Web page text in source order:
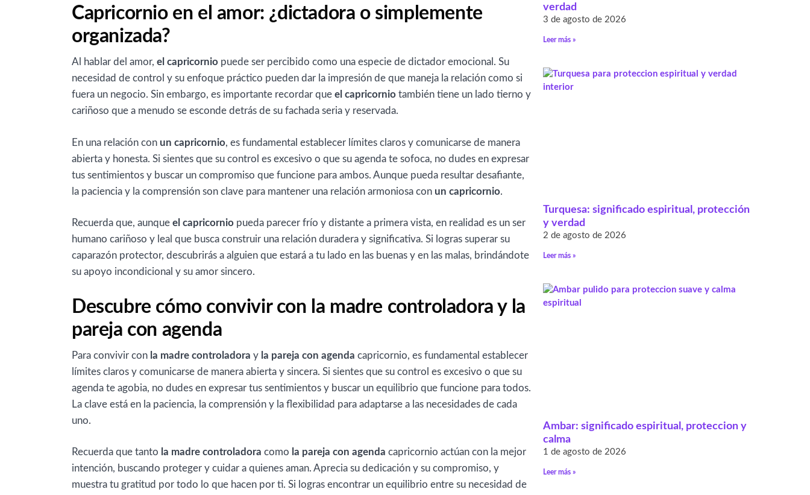
Capricornio en el amor: ¿dictadora o simplemente
organizada?
Al hablar del amor,el capricornio puede ser percibido como una especie de dictador emocional. Su
necesidad de control y su enfoque práctico pueden dar la impresión de que maneja la relación como si
fuera un negocio. Sin embargo, es importante recordar queel capricornio también tiene un lado tierno y
cariñoso que a menudo se esconde detrás de su fachada seria y reservada.
En una relación con un capricornio, es fundamental establecer límites claros y comunicarse de manera
abierta y honesta. Si sientes que su control es excesivo o que su agenda te sofoca, no dudes en expresar
tus sentimientos y buscar un compromiso que funcione para ambos. Aunque pueda resultar desafiante,
la paciencia y la comprensión son clave para mantener una relación armoniosa con un capricornio.
Recuerda que, aunqueel capricornio pueda parecer frío y distante a primera vista, en realidad es un ser
humano cariñoso y leal que busca construir una relación duradera y significativa. Si logras superar su
caparazón protector, descubrirás a alguien que estará a tu lado en las buenas y en las malas, brindándote
su apoyo incondicional y su amor sincero.
Descubre cómo convivir con la madre controladora y la
pareja con agenda
Para convivir con la madre controladora y la pareja con agenda capricornio, es fundamental establecer
límites claros y comunicarse de manera abierta y sincera. Si sientes que su control es excesivo o que su
agenda te agobia, no dudes en expresar tus sentimientos y buscar un equilibrio que funcione para todos.
La clave está en la paciencia, la comprensión y la flexibilidad para adaptarse a las necesidades de cada
uno.
Recuerda que tanto la madre controladora como la pareja con agenda capricornio actúan con la mejor
intención, buscando proteger y cuidar a quienes aman. Aprecia su dedicación y su compromiso, y
muestra tu gratitud por todo lo que hacen por ti. Si logras encontrar un equilibrio entre su necesidad de
verdad
3 de agosto de 2026
Leer más »
Turquesa: significado espiritual, protección
y verdad
2 de agosto de 2026
Leer más »
Ambar: significado espiritual, proteccion y
calma
1 de agosto de 2026
Leer más »